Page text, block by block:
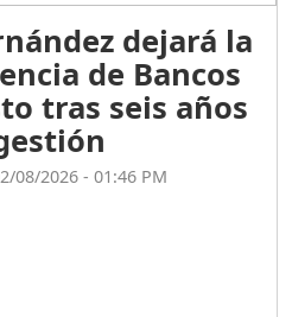
dejará la
de Bancos
tras seis años
08/2026 - 01:46 PM